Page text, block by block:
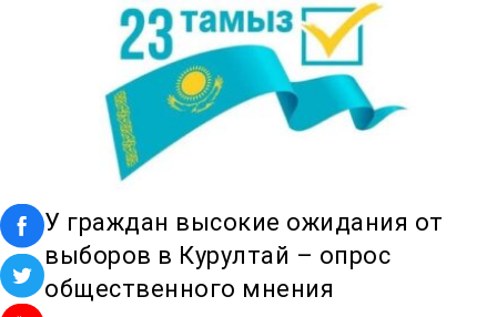
У граждан высокие ожидания от
выборов в Курултай – опрос
общественного мнения